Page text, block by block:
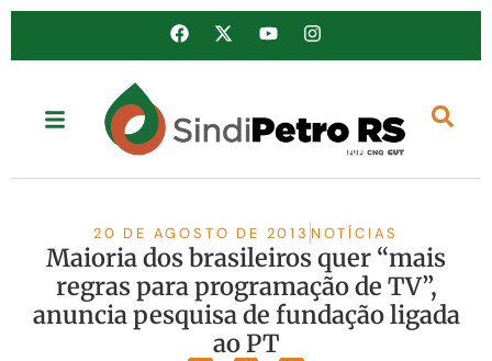
20 DE AGOSTO DE 2013 NOTÍCIAS
Maioria dos brasileiros quer “mais
regras para programação de TV”,
anuncia pesquisa de fundação ligada
ao PT